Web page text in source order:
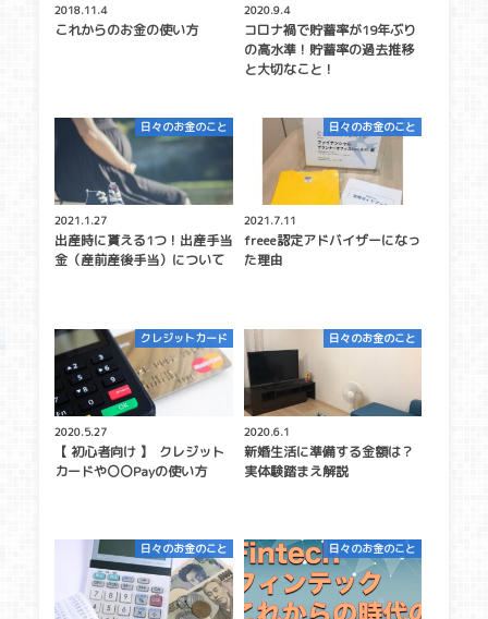
2018.11.4
これからのお金の使い方
2020.9.4
コロナ禍で貯蓄率が19年ぶり
の高水準！貯蓄率の過去推移
と大切なこと！
日々のお金のこと
2021.1.27
出産時に貰える1つ！出産手当
金（産前産後手当）について
日々のお金のこと
2021.7.11
freee認定アドバイザーになっ
た理由
クレジットカード
2020.5.27
【 初心者向け 】 クレジット
カードや〇〇Payの使い方
日々のお金のこと
2020.6.1
新婚生活に準備する金額は？
実体験踏まえ解説
日々のお金のこと 日々のお金のこと